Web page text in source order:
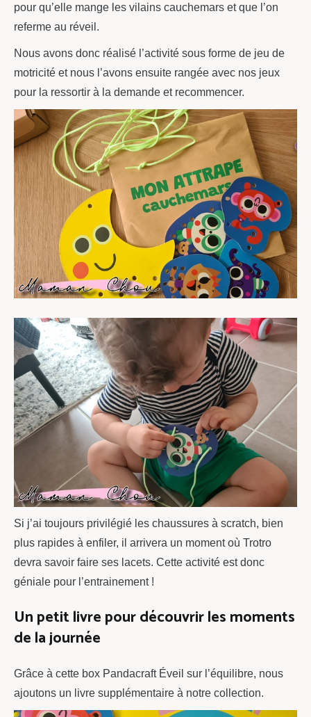
pour qu’elle mange les vilains cauchemars et que l’on
referme au réveil.
Nous avons donc réalisé l’activité sous forme de jeu de
motricité et nous l’avons ensuite rangée avec nos jeux
pour la ressortir à la demande et recommencer.
Si j’ai toujours privilégié les chaussures à scratch, bien
plus rapides à enfiler, il arrivera un moment où Trotro
devra savoir faire ses lacets. Cette activité est donc
géniale pour l’entrainement !
Un petit livre pour découvrir les moments
de la journée
Grâce à cette box Pandacraft Éveil sur l’équilibre, nous
ajoutons un livre supplémentaire à notre collection.